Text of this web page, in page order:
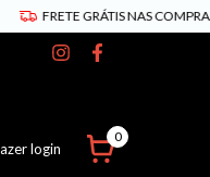
FRETE GRÁTIS NAS COMPRAS
login
0